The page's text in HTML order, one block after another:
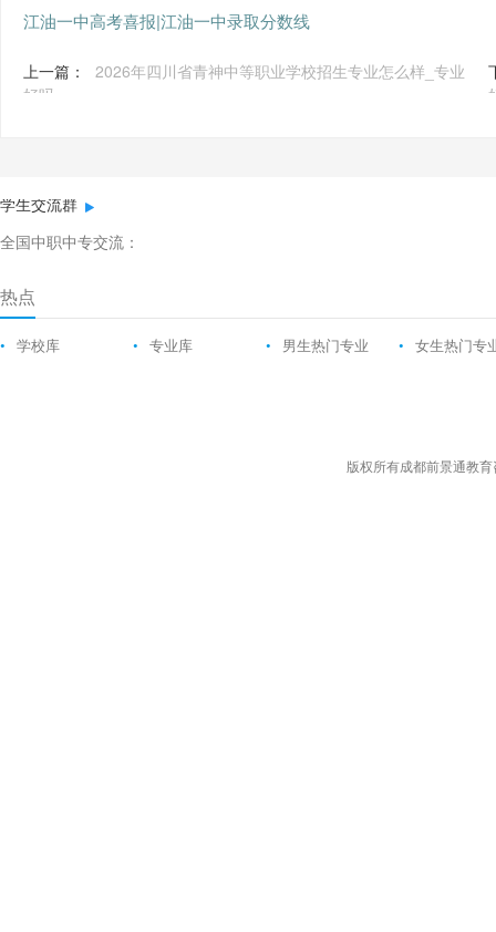
江油一中高考喜报|江油一中录取分数线
上一篇：
2026年四川省青神中等职业学校招生专业怎么样_专业
好吗
学生交流群
全国中职中专交流：
热点
• 学校库 • 专业库 • 男生热门专业 • 女生热门专
版权所有成都前景通教